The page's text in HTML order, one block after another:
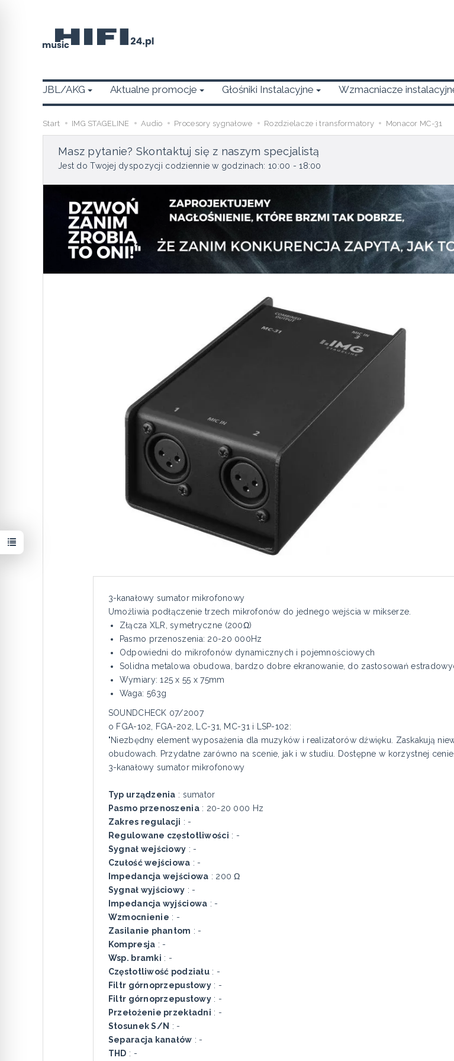
JBL/AKG Aktualne promocje Głośniki Instalacyjne Wzmacniacze
Start IMG STAGELINE Audio Procesory sygnałowe Rozdzielacze i transformatory Monacor MC-31
Masz pytanie? Skontaktuj się z naszym specjalistą
Jest do Twojej dyspozycji codziennie w godzinach: 10:00 - 18:00
3-kanałowy sumator mikrofonowy
Umożliwia podłączenie trzech mikrofonów do jednego wejścia w mikserze.
Złącza XLR, symetryczne (200Ω)
Pasmo przenoszenia: 20-20 000Hz
Odpowiedni do mikrofonów dynamicznych i pojemnościowych
Solidna metalowa obudowa, bardzo dobre ekranowanie, do zastosowań
Wymiary: 125 x 55 x 75mm
Waga: 563g
SOUNDCHECK 07/2007
o FGA-102, FGA-202, LC-31, MC-31 i LSP-102:
"Niezbędny element wyposażenia dla muzyków i realizatorów dźwięku. Zaskakują
obudowach. Przydatne zarówno na scenie, jak i w studiu. Dostępne w korzystnej
3-kanałowy sumator mikrofonowy
Typ urządzenia : sumator
Pasmo przenoszenia: 20-20 000 Hz
Zakres regulacji : -
Regulowane częstotliwości : -
Sygnał wejściowy : -
Czułość wejściowa : -
Impedancja wejściowa : 200 Ω
Sygnał wyjściowy : -
Impedancja wyjściowa : -
Wzmocnienie : -
Zasilanie phantom : -
Kompresja : -
Wsp. bramki : -
Częstotliwość podziału : -
Filtr górnoprzepustowy : -
Filtr górnoprzepustowy : -
Przełożenie przekładni : -
Stosunek S/N : -
Separacja kanałów : -
THD : -